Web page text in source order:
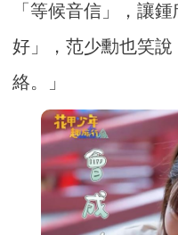
「等候音信」，讓
好」，范少勳也笑
絡。」